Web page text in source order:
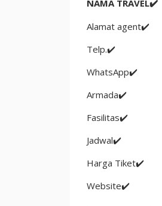
NAMA TRAVEL✔️
Alamat agent✔️
Telp.✔️
WhatsApp✔️
Armada✔️
Fasilitas✔️
Jadwal✔️
Harga Tiket✔️
Website✔️